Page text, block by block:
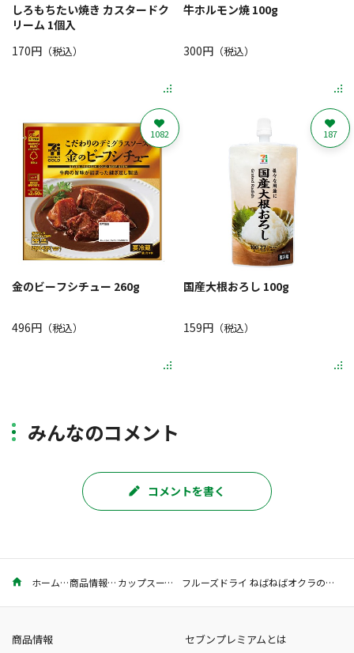
しろもちたい焼き カスタードク
リーム 1個入
170円 （税込）
牛ホルモン焼 100g
300円（税込）
金のビーフシチュー 260g
496円 （税込）
1082
国産大根おろし 100g
159円（税込）
187
みんなのコメント
コメントを書く
ホーム 商品情報 カップスープ フルーズドライ ねばねばオクラの冷やし茶漬けの素 6.7g
商品情報 セブンプレミアムとは